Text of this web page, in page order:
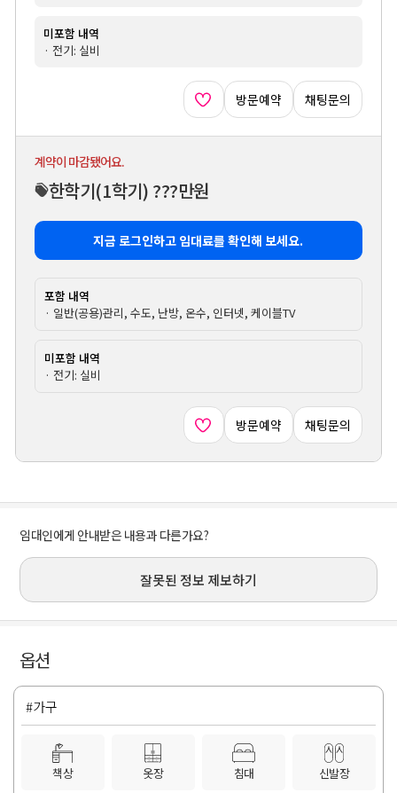
미포함 내역
· 전기: 실비
방문예약 채팅문의
계약이 마감됐어요.
한학기(1학기) ???만원
지금 로그인하고 임대료를 확인해 보세요.
포함 내역
· 일반(공용)관리, 수도, 난방, 온수, 인터넷, 케이블TV
미포함 내역
· 전기: 실비
방문예약 채팅문의
임대인에게 안내받은 내용과 다른가요?
잘못된 정보 제보하기
옵션
#가구
책상 옷장 침대 신발장